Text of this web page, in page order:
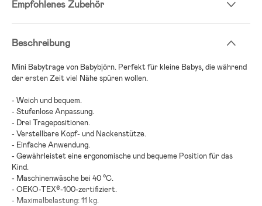
Empfohlenes Zubehör
Beschreibung
Mini Babytrage von Babybjörn. Perfekt für kleine Babys, die während
der ersten Zeit viel Nähe spüren wollen.
- Weich und bequem.
- Stufenlose Anpassung.
- Drei Tragepositionen.
- Verstellbare Kopf- und Nackenstütze.
- Einfache Anwendung.
- Gewährleistet eine ergonomische und bequeme Position für das
Kind.
- Maschinenwäsche bei 40 °C.
- OEKO-TEX®-100-zertifiziert.
- Maximalbelastung: 11 kg.